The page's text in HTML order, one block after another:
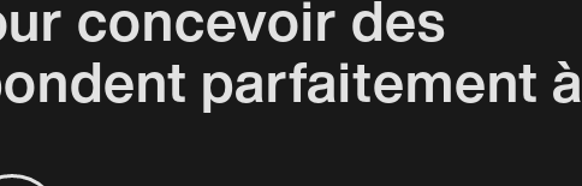
concevoir des
parfaitement à